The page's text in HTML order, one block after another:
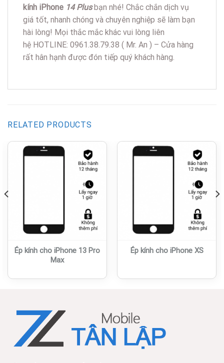
kính iPhone 14 Plusbạn nhé! Chắc chắn dịch vụ
giá tốt, nhanh chóng và chuyên nghiệp sẽ làm bạn
hài lòng! Mọi thắc mắc khác vui lòng liên
hệ HOTLINE: 0961.38.79.38 ( Mr. An ) – Cửa hàng
rất hân hạnh được đón tiếp quý khách hàng.
RELATED PRODUCTS
Ép kính cho iPhone 13 Pro
Max
Ép kính cho iPhone XS